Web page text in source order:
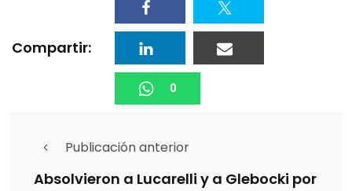
Compartir:
0
Publicación anterior
Absolvieron a Lucarelli y a Glebocki por